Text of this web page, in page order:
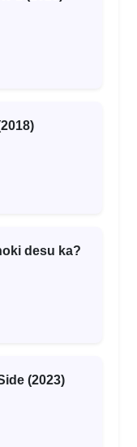
desu ka?
(2023)